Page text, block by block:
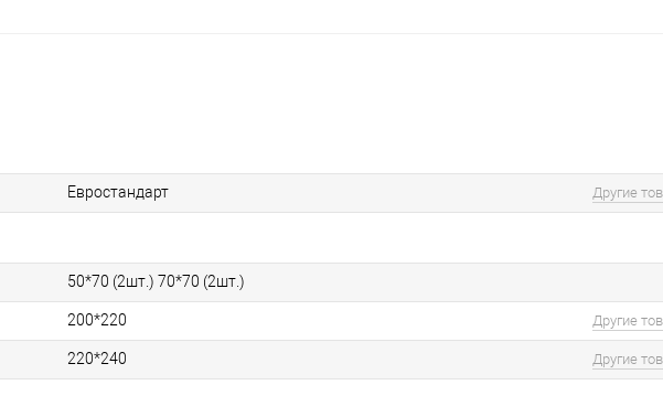
Евростандарт Другие
50*70 (2шт.) 70*70 (2шт.)
200*220 Другие
220*240 Другие